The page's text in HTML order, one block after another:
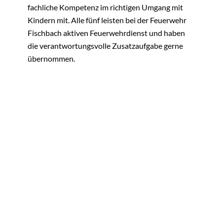
fachliche Kompetenz im richtigen Umgang mit
Kindern mit. Alle fünf leisten bei der Feuerwehr
Fischbach aktiven Feuerwehrdienst und haben
die verantwortungsvolle Zusatzaufgabe gerne
übernommen.